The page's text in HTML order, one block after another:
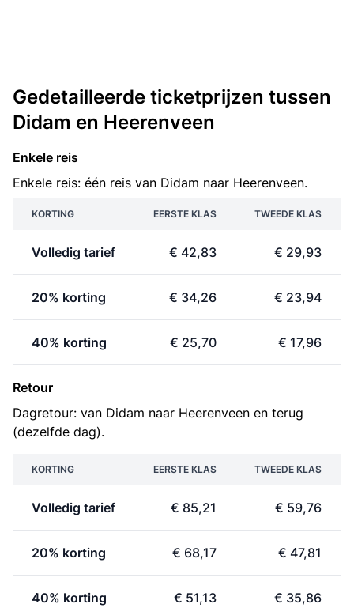
Gedetailleerde ticketprijzen tussen
Didam en Heerenveen
Enkele reis
Enkele reis: één reis van Didam naar Heerenveen.
KORTING EERSTE KLAS TWEEDE KLAS
Volledig tarief € 42,83 € 29,93
20% korting € 34,26 € 23,94
40% korting € 25,70 € 17,96
Retour
Dagretour: van Didam naar Heerenveen en terug
(dezelfde dag).
KORTING EERSTE KLAS TWEEDE KLAS
Volledig tarief € 85,21 € 59,76
20% korting € 68,17 € 47,81
40% korting € 51,13 € 35,86